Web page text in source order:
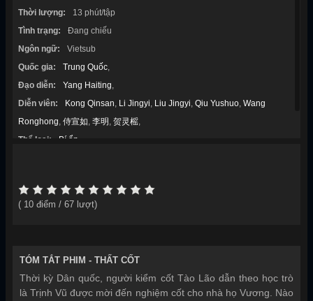
Thời lượng:
13 phút/tập
Tình trạng:
Đang chiếu
Ngôn ngữ:
Vietsub
Quốc gia:
Trung Quốc,
Đạo diễn:
Yang Haiting,
Diễn viên:
Kong Qinsan, Li Jingyi, Liu Jingyi, Qiu Yushuo, Wang
Ronghong, 侍宣如, 李明 , 贺灵榣,
Thể loại:
Bí ẩn
( 10 điểm / 67 lượt)
TÓM TẮT PHIM - THẤT CỐT
Thời kỳ Dân quốc, người kiểm cốt Tào Lão dẫn theo học trò
là Trịnh Vũ được mời đến nghiệm cốt cho nhà họ Vương. Nào